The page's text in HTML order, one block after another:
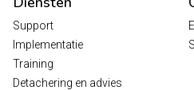
Support
Implementatie
Training
Detachering en advies